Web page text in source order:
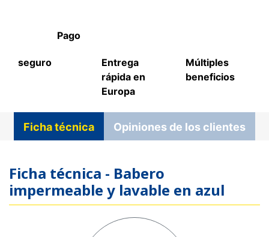
Pago
seguro
Entrega
rápida en
Europa
Múltiples
beneficios
Ficha técnica Opiniones de los clientes
Ficha técnica - Babero
impermeable y lavable en azul